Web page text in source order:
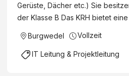
Gerüste, Dächer etc.) Sie
der Klasse B Das KRH bietet
Burgwedel Vollzeit
IT Leitung & Projektleitung